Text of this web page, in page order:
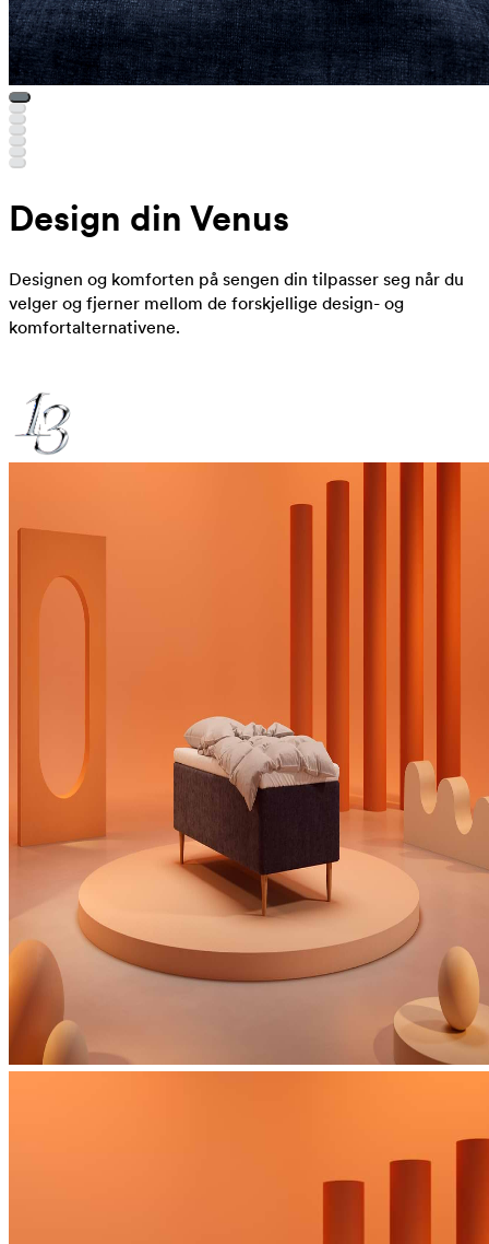
Design din Venus
Designen og komforten på sengen din tilpasser seg når du
velger og fjerner mellom de forskjellige design- og
komfortalternativene.